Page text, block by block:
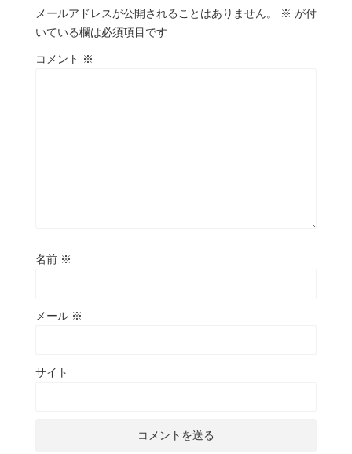
メールアドレスが公開されることはありません。 ※ が付
いている欄は必須項目です
コメント ※
名前 ※
メール ※
サイト